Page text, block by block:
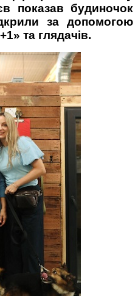
показав будиночок
за допомогою
та глядачів.